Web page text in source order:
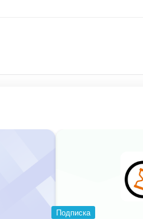
и
решим
Подписка